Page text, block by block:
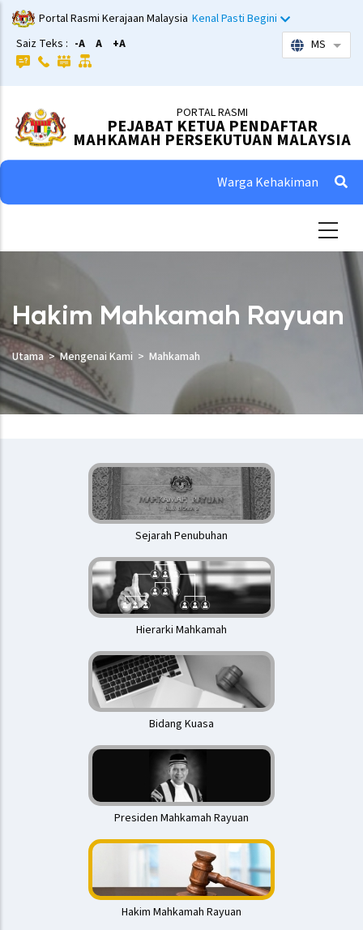
Skip
to
main
content
Portal Rasmi Kerajaan Malaysia Kenal Pasti Begini
Saiz Teks : -A A +A MS List
PORTAL RASMI
PEJABAT KETUA PENDAFTAR
MAHKAMAH PERSEKUTUAN MALAYSIA
Warga Kehakiman
Hakim Mahkamah Rayuan
Utama Mengenai Kami Mahkamah
Sejarah Penubuhan
Hierarki Mahkamah
Bidang Kuasa
Presiden Mahkamah Rayuan
Hakim Mahkamah Rayuan